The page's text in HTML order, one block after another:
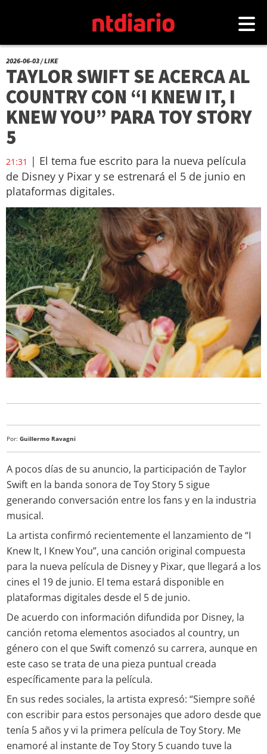
2026-06-03 / LIKE
TAYLOR SWIFT SE ACERCA AL
COUNTRY CON “I KNEW IT, I
KNEW YOU” PARA TOY STORY
5
21:31
| El tema fue escrito para la nueva película
de Disney y Pixar y se estrenará el 5 de junio en
plataformas digitales.
Por: Guillermo Ravagni
A pocos días de su anuncio, la participación de Taylor
Swift en la banda sonora de Toy Story 5 sigue
generando conversación entre los fans y en la industria
musical.
La artista confirmó recientemente el lanzamiento de “I
Knew It, I Knew You”, una canción original compuesta
para la nueva película de Disney y Pixar, que llegará a los
cines el 19 de junio. El tema estará disponible en
plataformas digitales desde el 5 de junio.
De acuerdo con información difundida por Disney, la
canción retoma elementos asociados al country, un
género con el que Swift comenzó su carrera, aunque en
este caso se trata de una pieza puntual creada
específicamente para la película.
En sus redes sociales, la artista expresó: “Siempre soñé
con escribir para estos personajes que adoro desde que
tenía 5 años y vi la primera película de Toy Story. Me
enamoré al instante de Toy Story 5 cuando tuve la